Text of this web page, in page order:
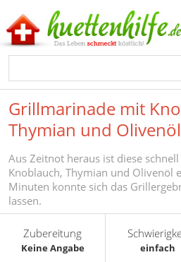
Grillmarinade mit
Thymian und Olivenöl
Aus Zeitnot heraus ist diese
Knoblauch, Thymian und Olivenöl
Minuten konnte sich das
lassen.
Zubereitung
Keine Angabe einfach